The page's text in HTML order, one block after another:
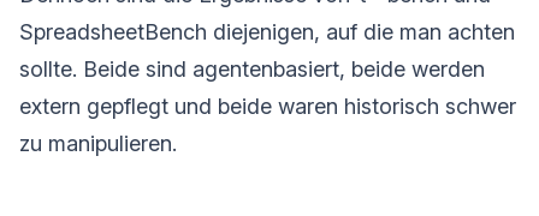
SpreadsheetBench diejenigen, auf die man achten
sollte. Beide sind agentenbasiert, beide werden
extern gepflegt und beide waren historisch schwer
zu manipulieren.